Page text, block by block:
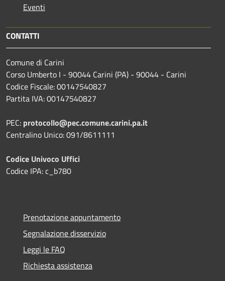
Eventi
CONTATTI
Comune di Carini
Corso Umberto I - 90044 Carini (PA) - 90044 - Carini
Codice Fiscale: 00147540827
Partita IVA: 00147540827
PEC: protocollo@pec.comune.carini.pa.it
Centralino Unico: 091/8611111
Codice Univoco Uffici
Codice IPA: c_b780
Prenotazione appuntamento
Segnalazione disservizio
Leggi le FAQ
Richiesta assistenza